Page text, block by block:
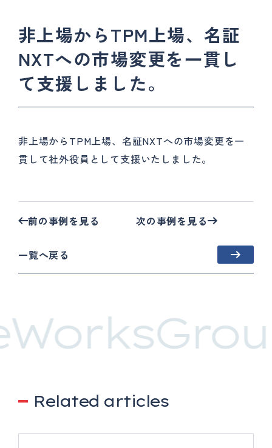
非上場からTPM上場、名証
NXTへの市場変更を一貫し
て支援しました。
非上場からTPM上場、名証NXTへの市場変更を一
貫して社外役員として支援いたしました。
前の事例を見る 次の事例を見る
一覧へ戻る
Related articles